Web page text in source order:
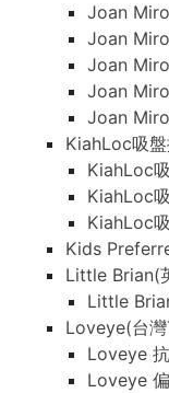
Joan
Joan
Joan
Joan
Joan
KiahLoc吸
KiahLoc
KiahLoc
KiahLoc
Kids
Little Brian(
Little
Loveye(台
Loveye
Loveye